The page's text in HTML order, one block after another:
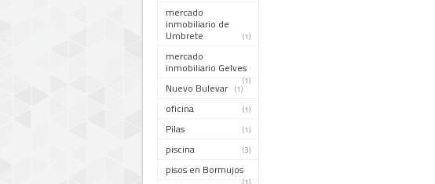
mercado
inmobiliario de
Umbrete (1)
mercado
inmobiliario Gelves
(1)
Nuevo Bulevar (1)
oficina (1)
Pilas (1)
piscina (3)
pisos en Bormujos